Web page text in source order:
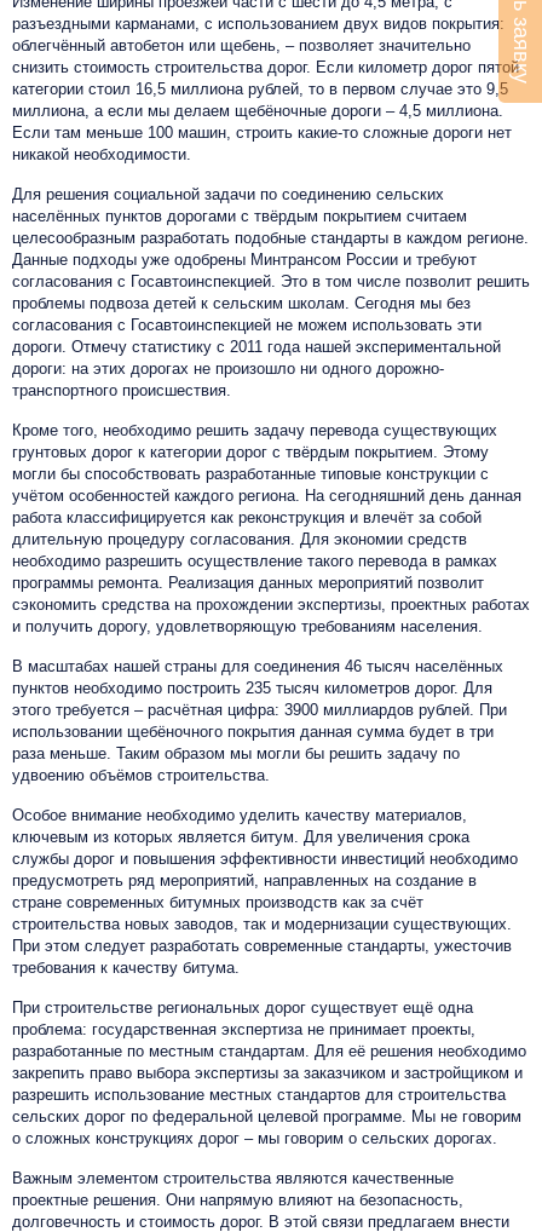
разъездными карманами, с использованием двух видов покрытия:
облегчённый автобетон или щебень, – позволяет значительно
снизить стоимость строительства дорог. Если километр дорог пятой
категории стоил 16,5 миллиона рублей, то в первом случае это 9,5
миллиона, а если мы делаем щебёночные дороги – 4,5 миллиона.
Если там меньше 100 машин, строить какие-то сложные дороги нет
никакой необходимости.
Для решения социальной задачи по соединению сельских
населённых пунктов дорогами с твёрдым покрытием считаем
целесообразным разработать подобные стандарты в каждом регионе.
Данные подходы уже одобрены Минтрансом России и требуют
согласования с Госавтоинспекцией. Это в том числе позволит решить
проблемы подвоза детей к сельским школам. Сегодня мы без
согласования с Госавтоинспекцией не можем использовать эти
дороги. Отмечу статистику с 2011 года нашей экспериментальной
дороги: на этих дорогах не произошло ни одного дорожно-
транспортного происшествия.
Кроме того, необходимо решить задачу перевода существующих
грунтовых дорог к категории дорог с твёрдым покрытием. Этому
могли бы способствовать разработанные типовые конструкции с
учётом особенностей каждого региона. На сегодняшний день данная
работа классифицируется как реконструкция и влечёт за собой
длительную процедуру согласования. Для экономии средств
необходимо разрешить осуществление такого перевода в рамках
программы ремонта. Реализация данных мероприятий позволит
сэкономить средства на прохождении экспертизы, проектных работах
и получить дорогу, удовлетворяющую требованиям населения.
В масштабах нашей страны для соединения 46 тысяч населённых
пунктов необходимо построить 235 тысяч километров дорог. Для
этого требуется – расчётная цифра: 3900 миллиардов рублей. При
использовании щебёночного покрытия данная сумма будет в три
раза меньше. Таким образом мы могли бы решить задачу по
удвоению объёмов строительства.
Особое внимание необходимо уделить качеству материалов,
ключевым из которых является битум. Для увеличения срока
службы дорог и повышения эффективности инвестиций необходимо
предусмотреть ряд мероприятий, направленных на создание в
стране современных битумных производств как за счёт
строительства новых заводов, так и модернизации существующих.
При этом следует разработать современные стандарты, ужесточив
требования к качеству битума.
При строительстве региональных дорог существует ещё одна
проблема: государственная экспертиза не принимает проекты,
разработанные по местным стандартам. Для её решения необходимо
закрепить право выбора экспертизы за заказчиком и застройщиком и
разрешить использование местных стандартов для строительства
сельских дорог по федеральной целевой программе. Мы не говорим
о сложных конструкциях дорог – мы говорим о сельских дорогах.
Важным элементом строительства являются качественные
проектные решения. Они напрямую влияют на безопасность,
долговечность и стоимость дорог. В этой связи предлагаем внести